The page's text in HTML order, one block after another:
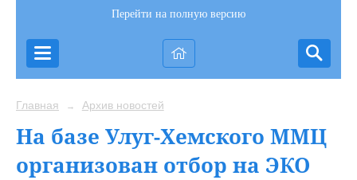
Перейти на полную версию
Главная → Архив новостей
На базе Улуг-Хемского ММЦ
организован отбор на ЭКО